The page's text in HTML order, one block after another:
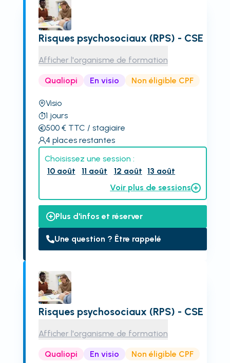
Risques psychosociaux (RPS) - CSE
Afficher l'organisme de formation
Qualiopi En visio Non éligible CPF
Visio
1 jours
500€ TTC / stagiaire
4 places restantes
Choisissez une session :
10 août
11 août 12 août 13 août
Voir plus de sessions
Plus d'infos et réserver
Une question ? Être rappelé
Risques psychosociaux (RPS) - CSE
Afficher l'organisme de formation
Qualiopi En visio Non éligible CPF